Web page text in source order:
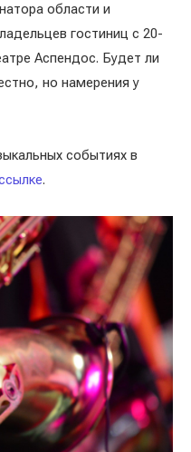
области и
гостиниц с 20-
Аспендос. Будет ли
но намерения у
событиях в
.